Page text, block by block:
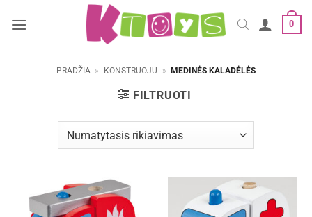
0
PRADŽIA » KONSTRUOJU » MEDINĖS KALADĖLĖS
FILTRUOTI